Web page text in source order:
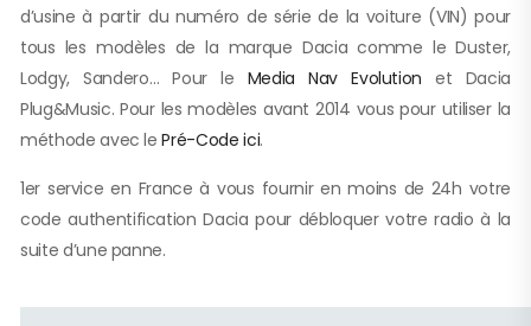
d’usine à partir du numéro de série de la voiture (VIN) pour
tous les modèles de la marque Dacia comme le Duster,
Lodgy, Sandero… Pour le Media Nav Evolution et Dacia
Plug&Music. Pour les modèles avant 2014 vous pour utiliser la
méthode avec lePré-Code ici.
1er service en France à vous fournir en moins de 24h votre
code authentification Dacia pour débloquer votre radio à la
suite d’une panne.